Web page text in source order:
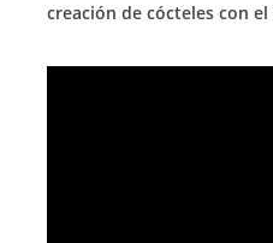
creación de cócteles con